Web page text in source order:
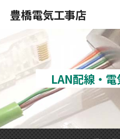
豊橋電気工事店
LAN配線・